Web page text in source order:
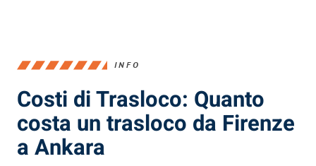
INFO
Costi di Trasloco: Quanto
costa un trasloco da Firenze
a Ankara